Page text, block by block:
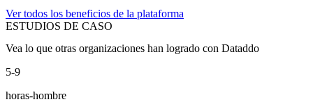
Ver todos los beneficios de la plataforma
ESTUDIOS DE CASO
Vea lo que otras organizaciones han logrado con Dataddo
5-9
horas-hombre